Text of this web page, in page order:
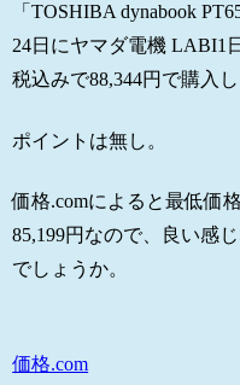
「TOSHIBA dynabook
24日にヤマダ電機 LABI1
税込みで88,344円で購入し
ポイントは無し。
価格.comによると最低価
85,199円なので、良い感
でしょうか。
価格.com